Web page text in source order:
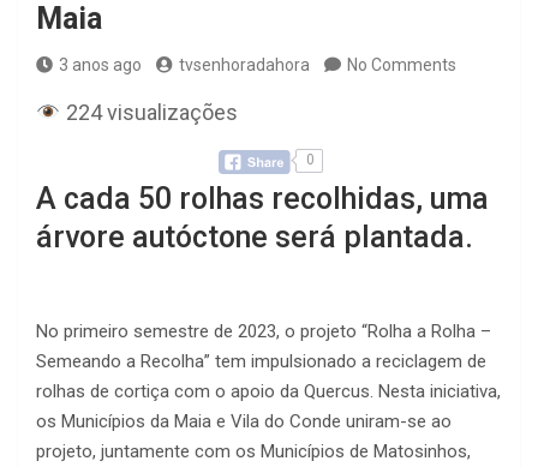
Maia
3 anos ago tvsenhoradahora No Comments
224 visualizações
0
A cada 50 rolhas recolhidas, uma
árvore autóctone será plantada.
No primeiro semestre de 2023, o projeto “Rolha a Rolha –
Semeando a Recolha” tem impulsionado a reciclagem de
rolhas de cortiça com o apoio da Quercus. Nesta iniciativa,
os Municípios da Maia e Vila do Conde uniram-se ao
projeto, juntamente com os Municípios de Matosinhos,